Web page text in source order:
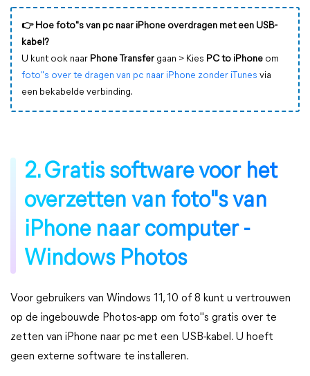
👉️ Hoe foto"s van pc naar iPhone overdragen met een USB-
kabel?
U kunt ook naar Phone Transfer gaan > Kies PC to iPhone om
foto"s over te dragen van pc naar iPhone zonder iTunes via
een bekabelde verbinding.
2. Gratis software voor het
overzetten van foto"s van
iPhone naar computer -
Windows Photos
Voor gebruikers van Windows 11, 10 of 8 kunt u vertrouwen
op de ingebouwde Photos-app om foto"s gratis over te
zetten van iPhone naar pc met een USB-kabel. U hoeft
geen externe software te installeren.